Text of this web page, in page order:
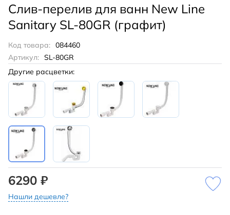
Слив-перелив для ванн New Line
Sanitary SL-80GR (графит)
Код товара: 084460
Артикул: SL-80GR
Другие расцветки:
6290 ₽
Нашли дешевле?